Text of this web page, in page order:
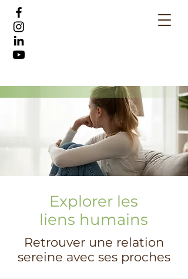
Explorer les
liens humains
Retrouver une relation
sereine avec ses proches